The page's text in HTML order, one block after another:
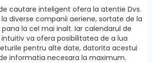
cautare inteligent ofera la atentie Dvs.
diverse companii aeriene, sortate de la
la cel mai inalt. Iar calendarul de
va ofera posibilitatea de a lua
pentru alte date, datorita acestui
informatia necesara la maximum.